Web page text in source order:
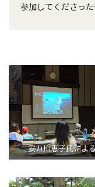
参加してくださっ
安カ川恵子氏によ